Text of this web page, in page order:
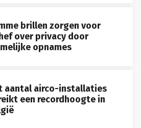
brillen zorgen voor
over privacy door
opnames
aantal airco-installaties
een recordhoogte in